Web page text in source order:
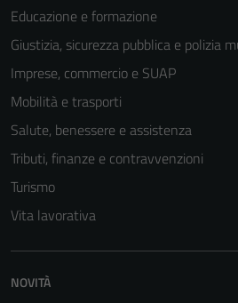
Educazione e formazione
Giustizia, sicurezza pubblica e polizia
Imprese, commercio e SUAP
Mobilità e trasporti
Salute, benessere e assistenza
Tributi, finanze e contravvenzioni
Turismo
Vita lavorativa
NOVITÀ